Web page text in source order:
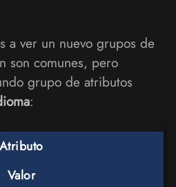
a ver un nuevo grupos de
son comunes, pero
grupo de atributos
:
Atributo
Valor